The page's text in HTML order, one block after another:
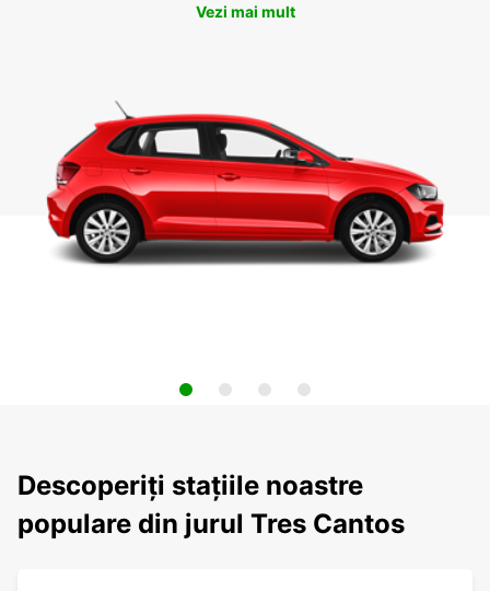
Vezi mai mult
Descoperiți stațiile noastre
populare din jurul Tres Cantos